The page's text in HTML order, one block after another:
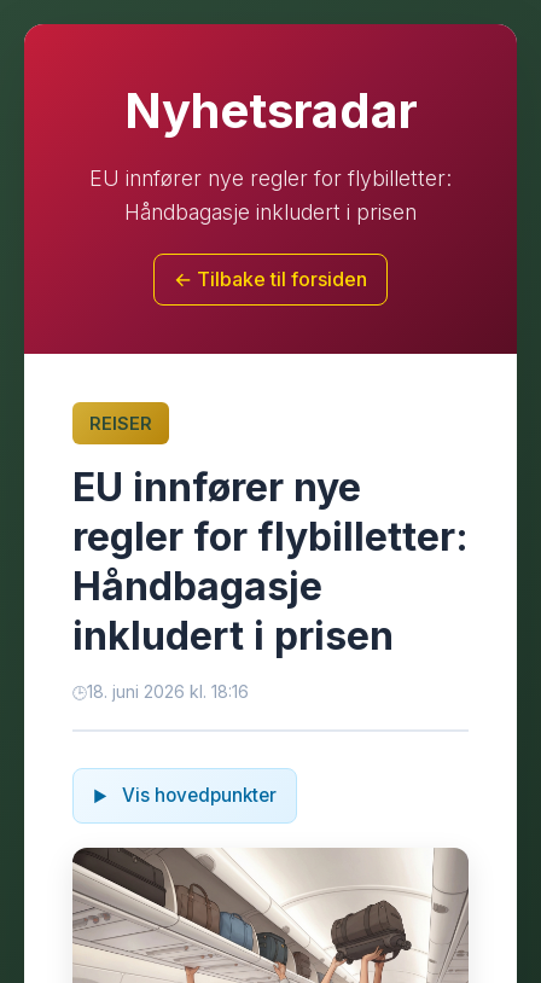
Nyhetsradar
EU innfører nye regler for flybilletter:
Håndbagasje inkludert i prisen
← Tilbake til forsiden
REISER
EU innfører nye
regler for flybilletter:
Håndbagasje
inkludert i prisen
18. juni 2026 kl. 18:16
Vis hovedpunkter